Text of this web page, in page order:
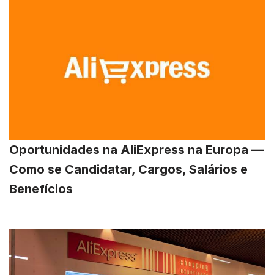
Oportunidades na AliExpress na Europa —
Como se Candidatar, Cargos, Salários e
Benefícios